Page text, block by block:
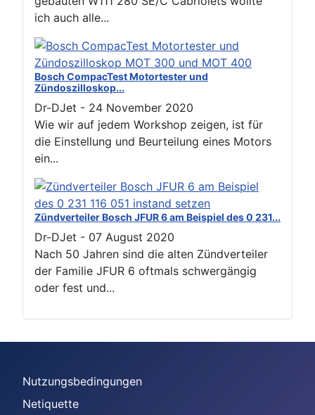
ich auch alle...
Bosch CompacTest Motortester und
Zündoszilloskop...
Dr-DJet - 24 November 2020
Wie wir auf jedem Workshop zeigen, ist für
die Einstellung und Beurteilung eines Motors
ein...
Zündverteiler Bosch JFUR 6 am Beispiel des 0 231...
Dr-DJet - 07 August 2020
Nach 50 Jahren sind die alten Zündverteiler
der Familie JFUR 6 oftmals schwergängig
oder fest und...
Nutzungsbedingungen
Netiquette